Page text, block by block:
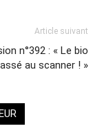
Article suivant
n°392 : « Le bio
au scanner ! »